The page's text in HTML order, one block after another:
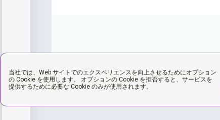
当社では、Web サイトでのエクスペリエンスを向上させるためにオプション
の Cookie を使用します。 オプションの Cookie を拒否すると、サービスを
提供するために必要な Cookie のみが使用されます。